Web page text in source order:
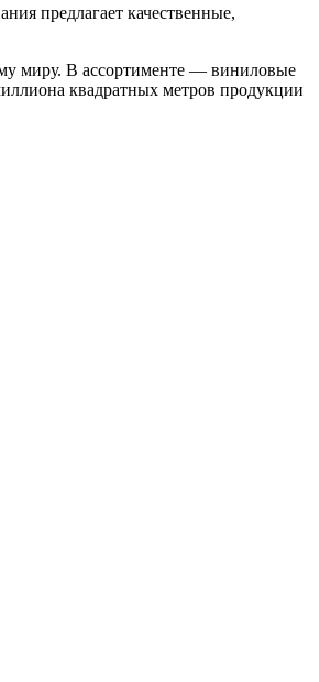
предлагает качественные,
миру. В ассортименте — виниловые
квадратных метров продукции